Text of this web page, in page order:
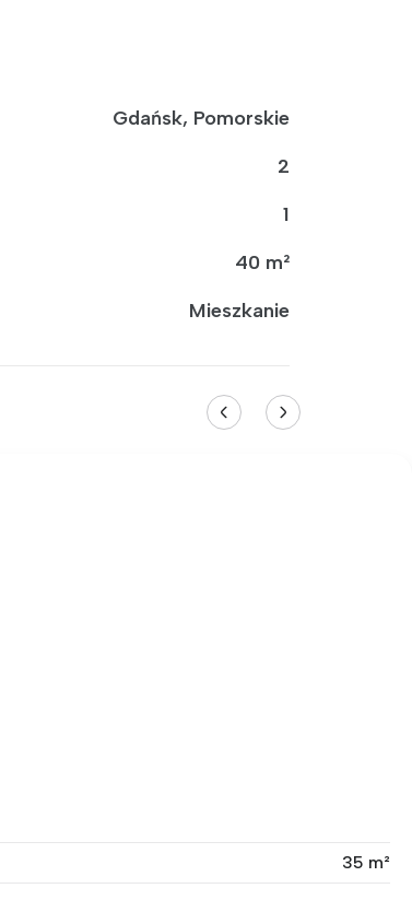
Gdańsk, Pomorskie
2
1
40 m²
Mieszkanie
35 m²